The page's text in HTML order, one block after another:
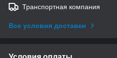
Транспортная компания
Все условия доставки